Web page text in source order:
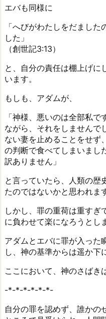
エバも同様に
「へびがわたしをだまし
した」
（創世記3:13）
と、自分の責任は棚上げに
います。
もしも、アダムが、
「神様、悪いのは全部私
ながら、それをしませんで
ない妻を止めることをせず
の判断で食べてしまいまし
訳ありません」
と言っていたら、人類の歴
たのではないかと思われま
しかし、罪の重荷は重すぎ
に負わせて楽になろうとし
アダムとエバに罪が入った
し、神の基準からは遥か下
ここにおいて、神のさばき
-*-*-*-*-*-*-
自分の罪を認めず、誰かの